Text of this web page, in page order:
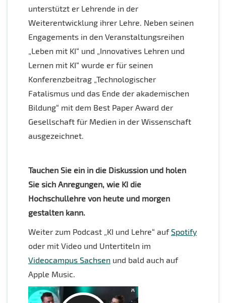
unterstützt er Lehrende in der
Weiterentwicklung ihrer Lehre. Neben seinen
Engagements in den Veranstaltungsreihen
„Leben mit KI“ und „Innovatives Lehren und
Lernen mit KI“ wurde er für seinen
Konferenzbeitrag „Technologischer
Fatalismus und das Ende der akademischen
Bildung“ mit dem Best Paper Award der
Gesellschaft für Medien in der Wissenschaft
ausgezeichnet.
Tauchen Sie ein in die Diskussion und holen
Sie sich Anregungen, wie KI die
Hochschullehre von heute und morgen
gestalten kann.
Weiter zum Podcast „KI und Lehre“ aufSpotify
oder mit Video und Untertiteln im
Videocampus Sachsen und bald auch auf
Apple Music.